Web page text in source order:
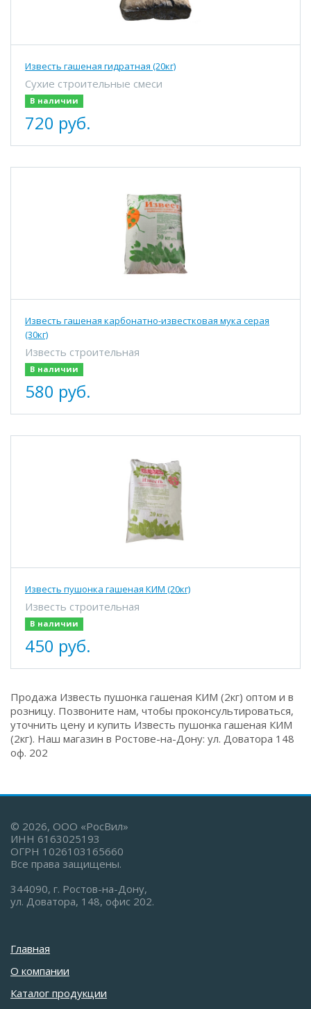
Известь гашеная гидратная (20кг)
Сухие строительные смеси
В наличии
720 руб.
Известь гашеная карбонатно-известковая мука серая
(30кг)
Известь строительная
В наличии
580 руб.
Известь пушонка гашеная КИМ (20кг)
Известь строительная
В наличии
450 руб.
Продажа Известь пушонка гашеная КИМ (2кг) оптом и в
розницу. Позвоните нам, чтобы проконсультироваться,
уточнить цену и купить Известь пушонка гашеная КИМ
(2кг). Наш магазин в Ростове-на-Дону: ул. Доватора 148
оф. 202
© 2026, ООО «РосВил»
ИНН 6163025193
ОГРН 1026103165660
Все права защищены.
344090, г. Ростов-на-Дону,
ул. Доватора, 148, офис 202.
Главная
О компании
Каталог продукции